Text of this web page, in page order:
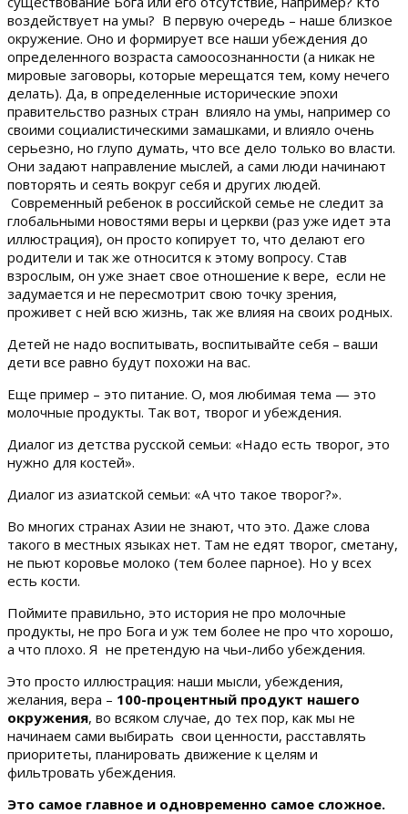
воздействует на умы? В первую очередь – наше близкое
окружение. Оно и формирует все наши убеждения до
определенного возраста самоосознанности (а никак не
мировые заговоры, которые мерещатся тем, кому нечего
делать). Да, в определенные исторические эпохи
правительство разных стран влияло на умы, например со
своими социалистическими замашками, и влияло очень
серьезно, но глупо думать, что все дело только во власти.
Они задают направление мыслей, а сами люди начинают
повторять и сеять вокруг себя и других людей.
Современный ребенок в российской семье не следит за
глобальными новостями веры и церкви (раз уже идет эта
иллюстрация), он просто копирует то, что делают его
родители и так же относится к этому вопросу. Став
взрослым, он уже знает свое отношение к вере, если не
задумается и не пересмотрит свою точку зрения,
проживет с ней всю жизнь, так же влияя на своих родных.
Детей не надо воспитывать, воспитывайте себя – ваши
дети все равно будут похожи на вас.
Еще пример – это питание. О, моя любимая тема — это
молочные продукты. Так вот, творог и убеждения.
Диалог из детства русской семьи: «Надо есть творог, это
нужно для костей».
Диалог из азиатской семьи: «А что такое творог?».
Во многих странах Азии не знают, что это. Даже слова
такого в местных языках нет. Там не едят творог, сметану,
не пьют коровье молоко (тем более парное). Но у всех
есть кости.
Поймите правильно, это история не про молочные
продукты, не про Бога и уж тем более не про что хорошо,
а что плохо. Я не претендую на чьи-либо убеждения.
Это просто иллюстрация: наши мысли, убеждения,
желания, вера – 100-процентный продукт нашего
окружения, во всяком случае, до тех пор, как мы не
начинаем сами выбирать свои ценности, расставлять
приоритеты, планировать движение к целям и
фильтровать убеждения.
Это самое главное и одновременно самое сложное.